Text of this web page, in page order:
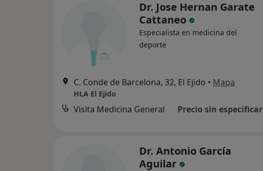
Dr. Jose Hernan Garate
Cattaneo
Especialista en medicina del
deporte
C. Conde de Barcelona, 32, El Ejido • Mapa
HLA El Ejido
Visita Medicina General Precio sin especificar
Dr. Antonio García
Aguilar